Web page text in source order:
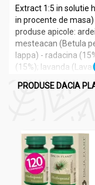
Extract 1:5 in solutie
in procente de
produse apicole:
mesteacan (Betula
lappa) - radacina
(15%); lavanda
- mentinerea
PRODUSE DACIA